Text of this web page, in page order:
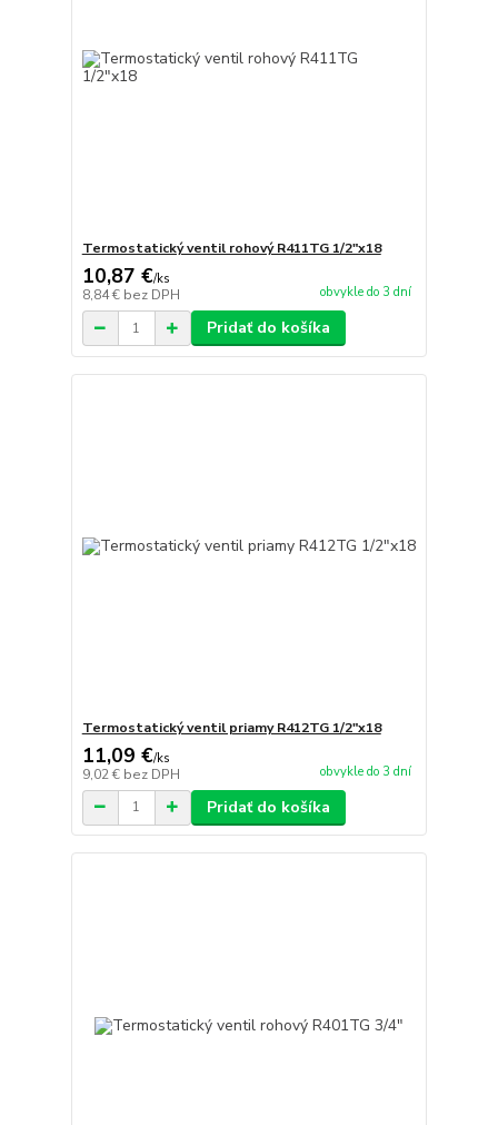
Termostatický ventil rohový R411TG 1/2"x18
10,87 €/ks
8,84 € bez DPH obvykle do 3 dní
Pridať do košíka
Termostatický ventil priamy R412TG 1/2"x18
11,09 €/ks
9,02 € bez DPH obvykle do 3 dní
Pridať do košíka